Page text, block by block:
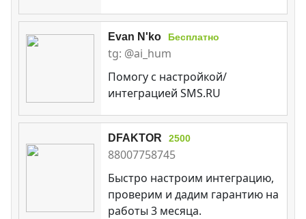
Evan N'ko Бесплатно
tg: @ai_hum
Помогу с настройкой/
интеграцией SMS.RU
DFAKTOR 2500
88007758745
Быстро настроим интеграцию,
проверим и дадим гарантию на
работы 3 месяца.